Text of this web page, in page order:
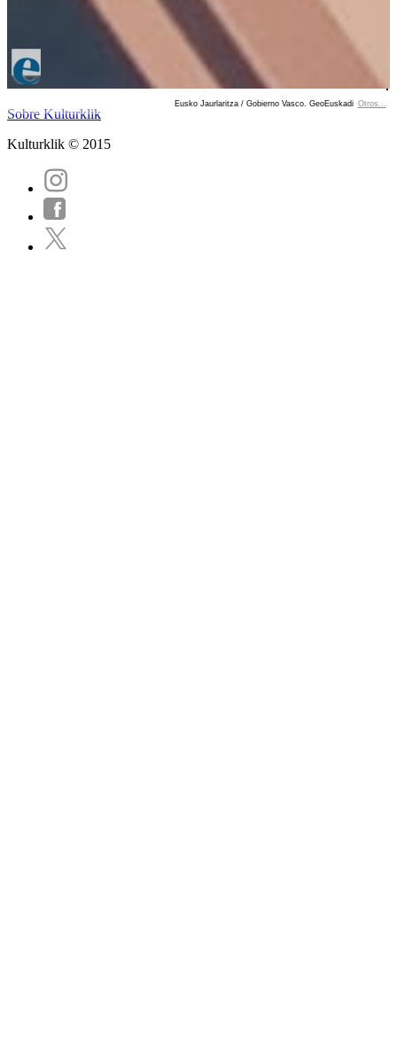
Ver localización en GoogleMaps Eusko Jaurlaritza / Gobierno Vasco. GeoEuskadi Otros...
Sobre Kulturklik
Kulturklik © 2015